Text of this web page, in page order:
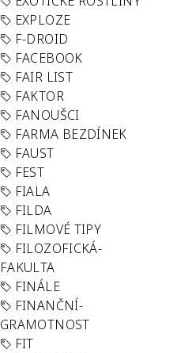
EXPLOZE
F-DROID
FACEBOOK
FAIR LIST
FAKTOR
FANOUŠCI
FARMA BEZDÍNEK
FAUST
FEST
FIALA
FILDA
FILMOVÉ TIPY
FILOZOFICKÁ-
FAKULTA
FINÁLE
FINANČNÍ-
GRAMOTNOST
FIT